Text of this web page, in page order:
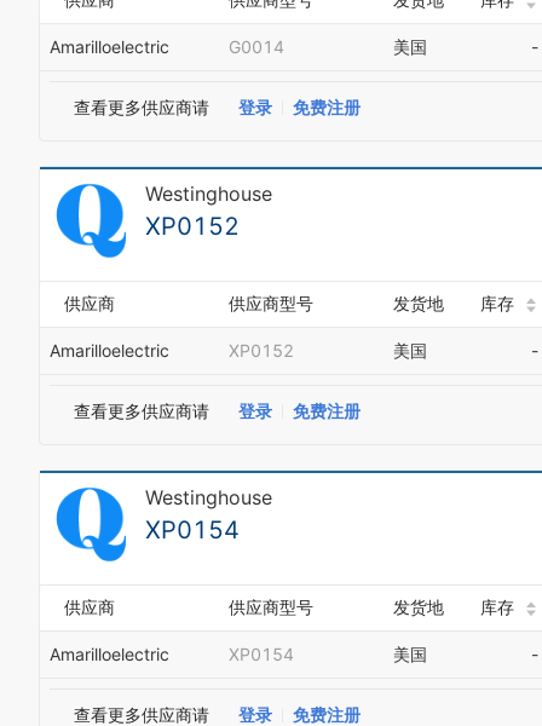
Amarilloelectric G0014 美国 -
查看更多供应商请 登录 免费注册
Westinghouse
XP0152
供应商 供应商型号 发货地 库存
Amarilloelectric XP0152 美国 -
查看更多供应商请 登录 免费注册
Westinghouse
XP0154
供应商 供应商型号 发货地 库存
Amarilloelectric XP0154 美国 -
查看更多供应商请 登录 免费注册